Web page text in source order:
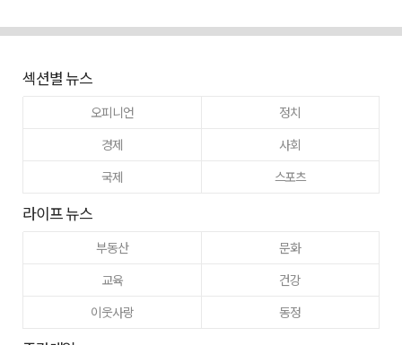
섹션별 뉴스
오피니언
정치
경제
사회
국제
스포츠
라이프 뉴스
부동산
문화
교육
건강
이웃사랑
동정